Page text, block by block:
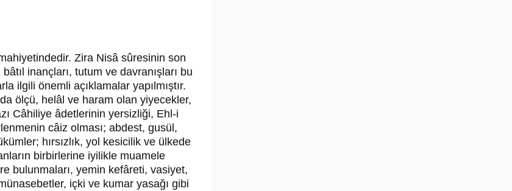
Zira Nisâ sûresinin son
inançları, tutum ve davranışları bu
ilgili önemli açıklamalar yapılmıştır.
ölçü, helâl ve haram olan yiyecekler,
Câhiliye âdetlerinin yersizliği, Ehl-i
câiz olması; abdest, gusül,
hırsızlık, yol kesicilik ve ülkede
birbirlerine iyilikle muamele
bulunmaları, yemin kefâreti, vasiyet,
içki ve kumar yasağı gibi